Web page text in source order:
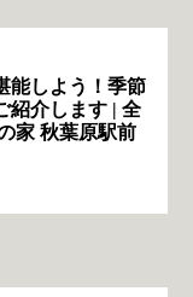
能しよう！季節
紹介します | 全
家 秋葉原駅前